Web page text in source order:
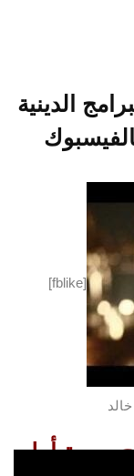
الدينية
[fblike]